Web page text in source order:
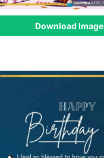
Download Image